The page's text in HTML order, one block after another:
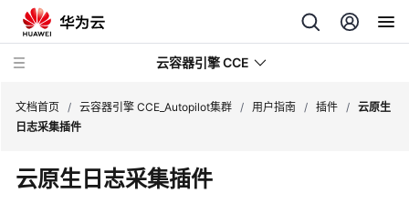
云容器引擎 CCE
文档首页 / 云容器引擎 CCE_Autopilot集群 / 用户指南 / 插件 / 云原生
日志采集插件
云原生日志采集插件